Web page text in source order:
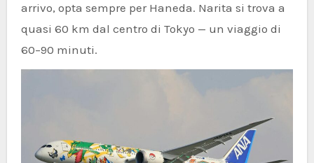
arrivo, opta sempre per Haneda. Narita si trova a
quasi 60 km dal centro di Tokyo — un viaggio di
60–90 minuti.